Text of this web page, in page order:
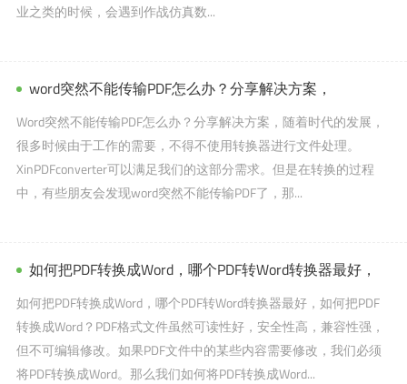
业之类的时候，会遇到作战仿真数...
word突然不能传输PDF怎么办？分享解决方案，
Word突然不能传输PDF怎么办？分享解决方案，随着时代的发展，
很多时候由于工作的需要，不得不使用转换器进行文件处理。
XinPDFconverter可以满足我们的这部分需求。但是在转换的过程
中，有些朋友会发现word突然不能传输PDF了，那...
如何把PDF转换成Word，哪个PDF转Word转换器最好，
如何把PDF转换成Word，哪个PDF转Word转换器最好，如何把PDF
转换成Word？PDF格式文件虽然可读性好，安全性高，兼容性强，
但不可编辑修改。如果PDF文件中的某些内容需要修改，我们必须
将PDF转换成Word。那么我们如何将PDF转换成Word...